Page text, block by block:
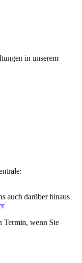
in unserem
auch darüber hinaus
Termin, wenn Sie